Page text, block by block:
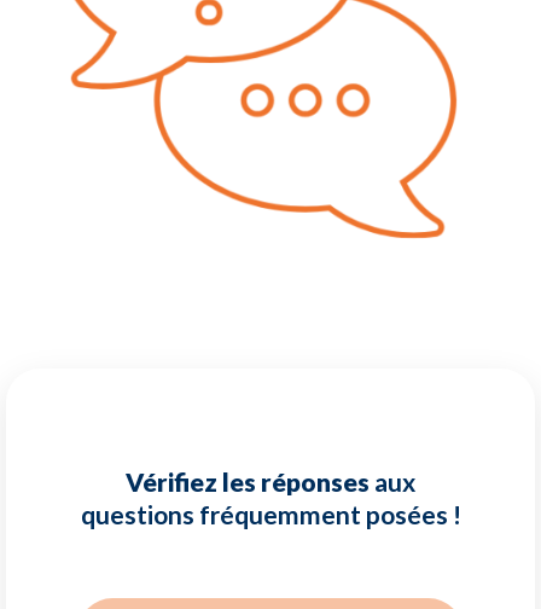
Vérifiez les réponses aux
questions fréquemment posées !